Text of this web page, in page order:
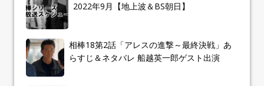
2022年9月【地上波＆BS朝日】
相棒18第2話「アレスの進撃～最終決戦」あ
らすじ＆ネタバレ 船越英一郎ゲスト出演